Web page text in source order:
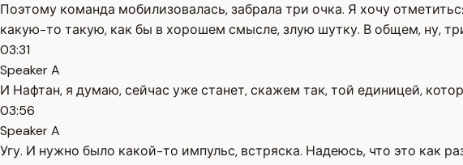
Поэтому команда мобилизовалась, забрала три очка. Я хочу
какую-то такую, как бы в хорошем смысле, злую шутку. В общем, ну,
03:31
Speaker A
И Нафтан, я думаю, сейчас уже станет, скажем так, той единицей,
03:56
Speaker A
Угу. И нужно было какой-то импульс, встряска. Надеюсь, что это как